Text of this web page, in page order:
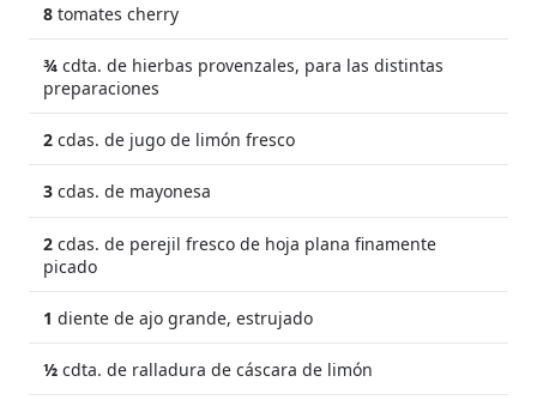
8 tomates cherry
¾ cdta. de hierbas provenzales, para las distintas
preparaciones
2 cdas. de jugo de limón fresco
3 cdas. de mayonesa
2 cdas. de perejil fresco de hoja plana finamente
picado
1 diente de ajo grande, estrujado
½ cdta. de ralladura de cáscara de limón